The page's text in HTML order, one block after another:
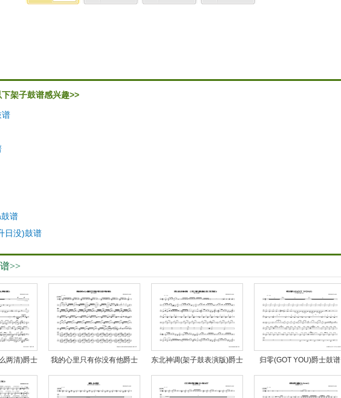
架子鼓谱感兴趣>>
谱
谱
日没)鼓谱
>>
两清)爵士 我的心里只有你没有他爵士
鼓谱
东北神调(架子鼓表演版)爵士
鼓谱
归零(GOT YOU)爵士鼓谱